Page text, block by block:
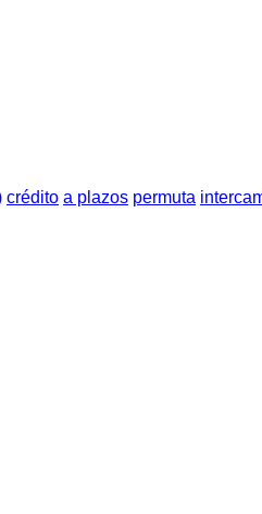
crédito a plazos permuta